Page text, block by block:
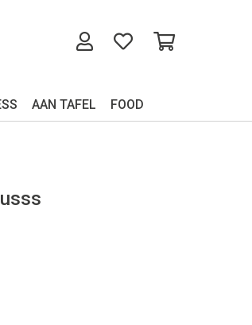
AAN TAFEL FOOD